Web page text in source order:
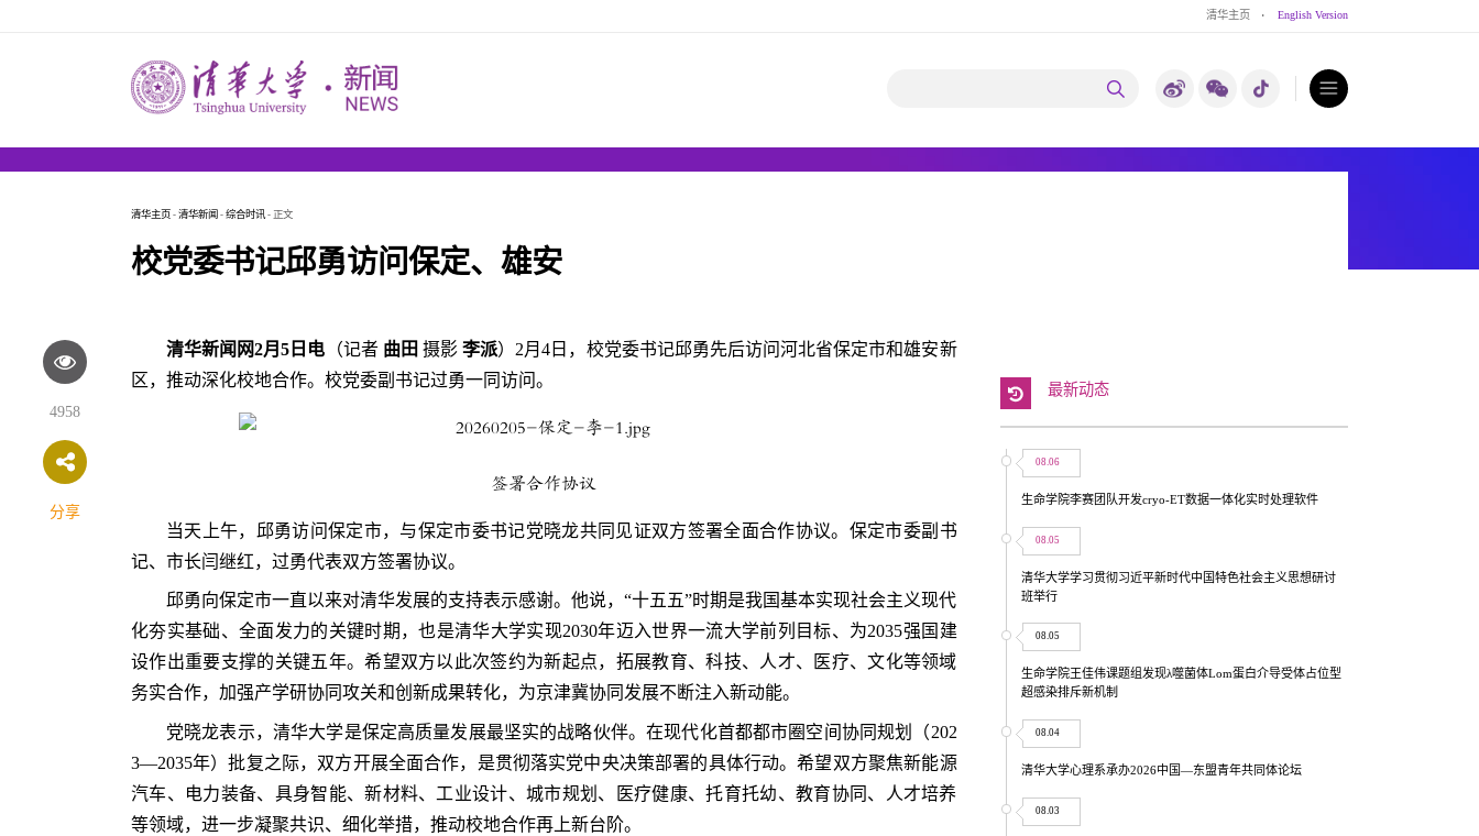
清华主页 · English Version
清华主页 - 清华新闻 - 综合时讯- 正文
校党委书记邱勇访问保定、雄安
4958
分享
清华新闻网2月5日电 （记者 曲田 摄影李派）2月4日，校党委书记邱勇先后访问河北省保定市和雄安新
区，推动深化校地合作。校党委副书记过勇一同访问。
签署合作协议
当天上午，邱勇访问保定市，与保定市委书记党晓龙共同见证双方签署全面合作协议。保定市委副书
记、市长闫继红，过勇代表双方签署协议。
邱勇向保定市一直以来对清华发展的支持表示感谢。他说，“十五五”时期是我国基本实现社会主义现代
化夯实基础、全面发力的关键时期，也是清华大学实现2030年迈入世界一流大学前列目标、为2035强国建
设作出重要支撑的关键五年。希望双方以此次签约为新起点，拓展教育、科技、人才、医疗、文化等领域
务实合作，加强产学研协同攻关和创新成果转化，为京津冀协同发展不断注入新动能。
党晓龙表示，清华大学是保定高质量发展最坚实的战略伙伴。在现代化首都都市圈空间协同规划（202
3—2035年）批复之际，双方开展全面合作，是贯彻落实党中央决策部署的具体行动。希望双方聚焦新能源
汽车、电力装备、具身智能、新材料、工业设计、城市规划、医疗健康、托育托幼、教育协同、人才培养
等领域，进一步凝聚共识、细化举措，推动校地合作再上新台阶。
最新动态
08.06
生命学院李赛团队开发cryo-ET数据一体化实时处理软件
08.05
清华大学学习贯彻习近平新时代中国特色社会主义思想研讨
班举行
08.05
生命学院王佳伟课题组发现λ噬菌体Lom蛋白介导受体占位型
超感染排斥新机制
08.04
清华大学心理系承办2026中国—东盟青年共同体论坛
08.03